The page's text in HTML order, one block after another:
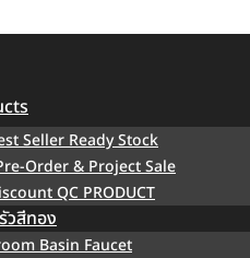
Seller Ready Stock
Order & Project Sale
QC PRODUCT
วสีทอง
Basin Faucet